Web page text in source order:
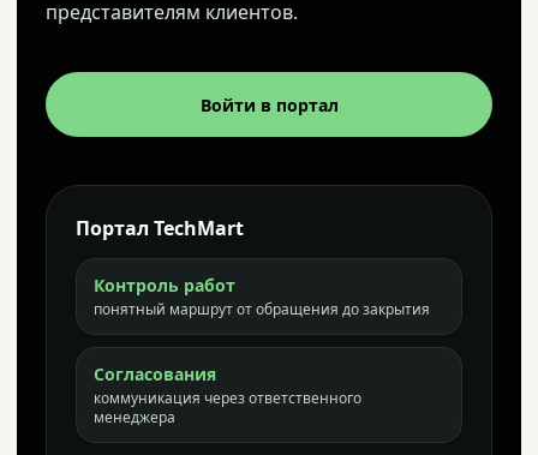
представителям клиентов.
Войти в портал
Портал TechMart
Контроль работ
понятный маршрут от обращения до закрытия
Согласования
коммуникация через ответственного
менеджера